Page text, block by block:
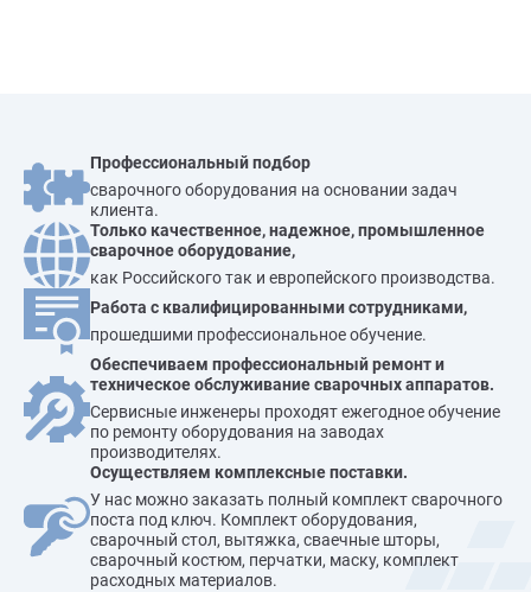
Профессиональный подбор
сварочного оборудования на основании задач
клиента.
Только качественное, надежное, промышленное
сварочное оборудование,
как Российского так и европейского производства.
Работа с квалифицированными сотрудниками,
прошедшими профессиональное обучение.
Обеспечиваем профессиональный ремонт и
техническое обслуживание сварочных аппаратов.
Сервисные инженеры проходят ежегодное обучение
по ремонту оборудования на заводах
производителях.
Осуществляем комплексные поставки.
У нас можно заказать полный комплект сварочного
поста под ключ. Комплект оборудования,
сварочный стол, вытяжка, сваечные шторы,
сварочный костюм, перчатки, маску, комплект
расходных материалов.